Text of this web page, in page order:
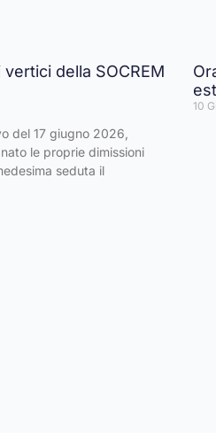
della SOCREM
del 17 giugno 2026,
le proprie dimissioni
seduta il
10